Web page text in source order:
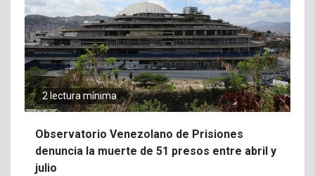
2 lectura mínima
Observatorio Venezolano de Prisiones
denuncia la muerte de 51 presos entre abril y
julio